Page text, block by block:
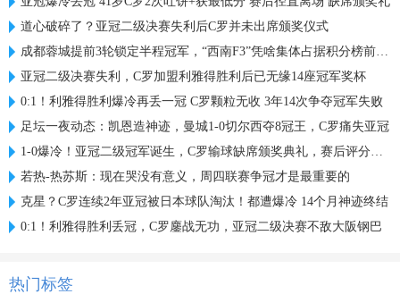
道心破碎了？亚冠二级决赛失利后C罗并未出席颁奖仪式
成都蓉城提前3轮锁定半程冠军，“西南F3”凭啥集体占据积分榜前三？
亚冠二级决赛失利，C罗加盟利雅得胜利后已无缘14座冠军奖杯
0:1！利雅得胜利爆冷再丢一冠 C罗颗粒无收 3年14次争夺冠军失败
足坛一夜动态：凯恩造神迹，曼城1-0切尔西夺8冠王，C罗痛失亚冠
1-0爆冷！亚冠二级冠军诞生，C罗输球缺席颁奖典礼，赛后评分出炉
若热-热苏斯：现在哭没有意义，周四联赛争冠才是最重要的
克星？C罗连续2年亚冠被日本球队淘汰！都遭爆冷 14个月神迹终结
0:1！利雅得胜利丢冠，C罗鏖战无功，亚冠二级决赛不敌大阪钢巴
热门标签